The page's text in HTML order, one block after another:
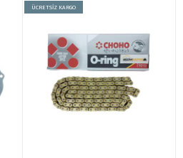
ÜCRETSİZ KARGO